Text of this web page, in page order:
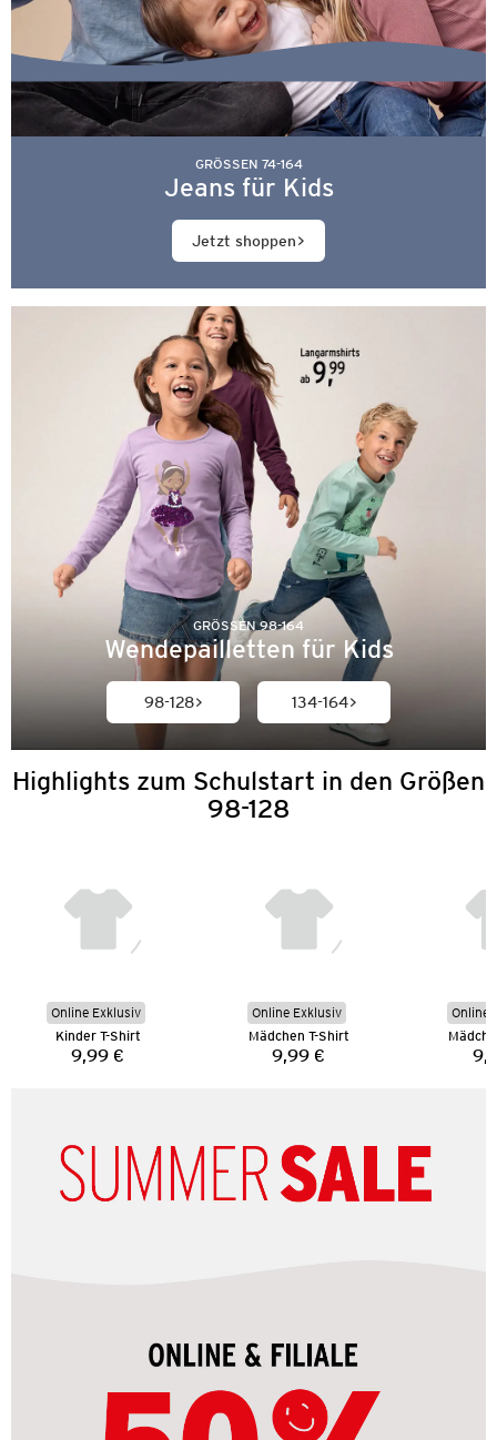
GRÖSSEN 74-164
Jeans für Kids
Jetzt shoppen
GRÖSSEN 98-164
Wendepailletten für Kids
98-128 134-164
Highlights zum Schulstart in den Größen
98-128
Online Exklusiv
Kinder T-Shirt
Preis:
9,99 €
Online Exklusiv
Mädchen T-Shirt
Preis:
9,99 €
Online